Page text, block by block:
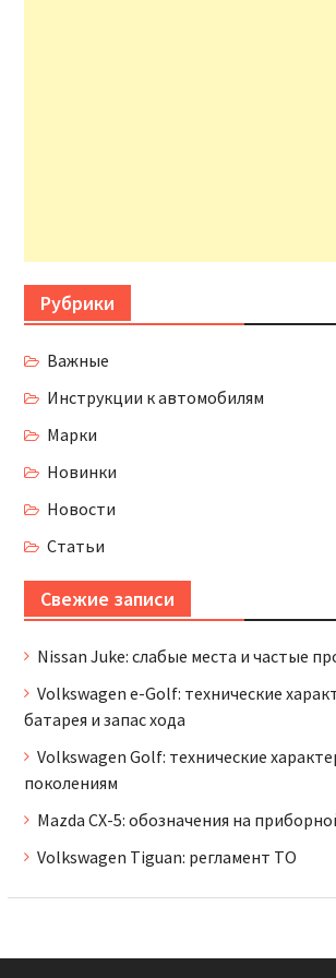
Рубрики
Важные
Инструкции к автомобилям
Марки
Новинки
Новости
Статьи
Свежие записи
Nissan Juke: слабые места и частые
Volkswagen e-Golf: технические
батарея и запас хода
Volkswagen Golf: технические
поколениям
Mazda CX-5: обозначения на
Volkswagen Tiguan: регламент ТО